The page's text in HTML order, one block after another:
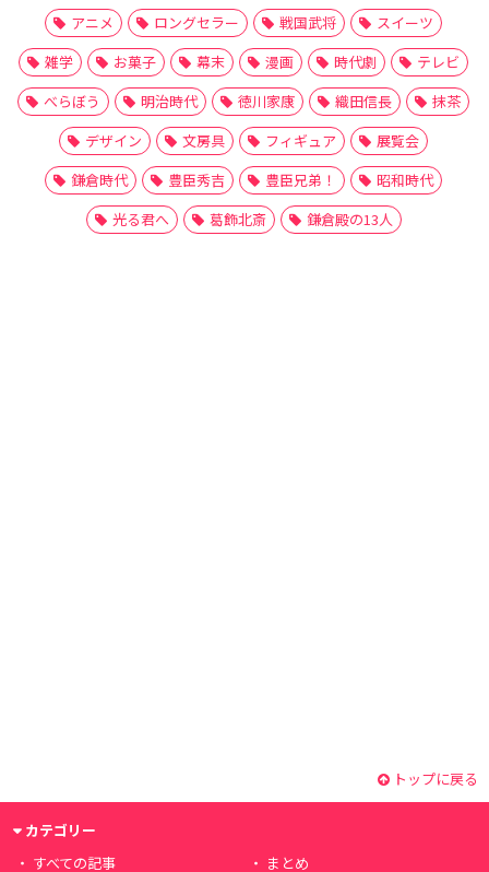
アニメ
ロングセラー 戦国武将
スイーツ
雑学
お菓子 幕末 漫画 時代劇
テレビ
べらぼう
明治時代 徳川家康 織田信長
抹茶
デザイン
文房具 フィギュア
展覧会
鎌倉時代
豊臣秀吉 豊臣兄弟！
昭和時代
光る君へ
葛飾北斎 鎌倉殿の13人
トップに戻る
カテゴリー
すべての記事
まとめ